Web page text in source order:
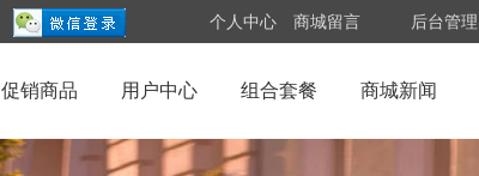
个人中心 商城留言 后台管理
促销商品 用户中心 组合套餐 商城新闻